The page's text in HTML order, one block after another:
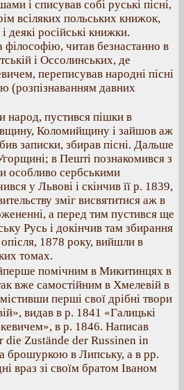
і списував собі руські пісні,
всіляких польських книжок,
деякі російські книжки.
читав безнастанно в
і Оссолинських, де
переписував народні пісні
(розпізнаванням давних
народ, пустився пішки в
Коломийщину і зайшов аж
записки, збирав пісні. Дальше
в Пешті познакомився з
особливо сербськими
у Львові і скінчив її р. 1839,
зміг висвятитися аж в
а перед тим пустився ще
Русь і докінчив там збирання
1878 року, вийшли в
томах.
помічним в Микитинцях в
вже самостійним в Хмелевій в
перші свої дрібні твори
видав в р. 1841 «Галицькі
в р. 1846. Написав
die Zustände der Russinen in
брошуркою в Липську, а в рр.
враз зі своїм братом Іваном